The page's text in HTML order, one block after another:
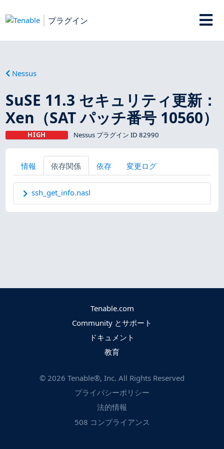
プラグイン
Nessus
SuSE 11.3 セキュリティ更新：
Xen（SAT パッチ番号 10560）
HIGH Nessus プラグイン ID 82990
情報 依存関係 依存 変更ログ
ssh_get_info.nasl
Tenable.com
Community とサポート
ドキュメント
教育
© 2026 Tenable®, Inc. All Rights Reserved
プライバシーポリシー
法的情報
508 コンプライアンス